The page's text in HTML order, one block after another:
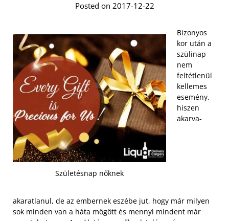
Posted on 2017-12-22
Születésnap nőknek
Bizonyos
kor után a
szülinap
nem
feltétlenül
kellemes
esemény,
hiszen
akarva-
akaratlanul, de az embernek eszébe jut, hogy már milyen
sok minden van a háta mögött és mennyi mindent már